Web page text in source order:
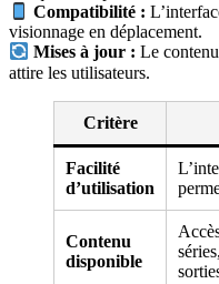
Compatibilité :
visionnage en déplacement.
Mises à jour : Le
attire les utilisateurs.
Critère
Facilité
d’utilisation
Contenu
disponible